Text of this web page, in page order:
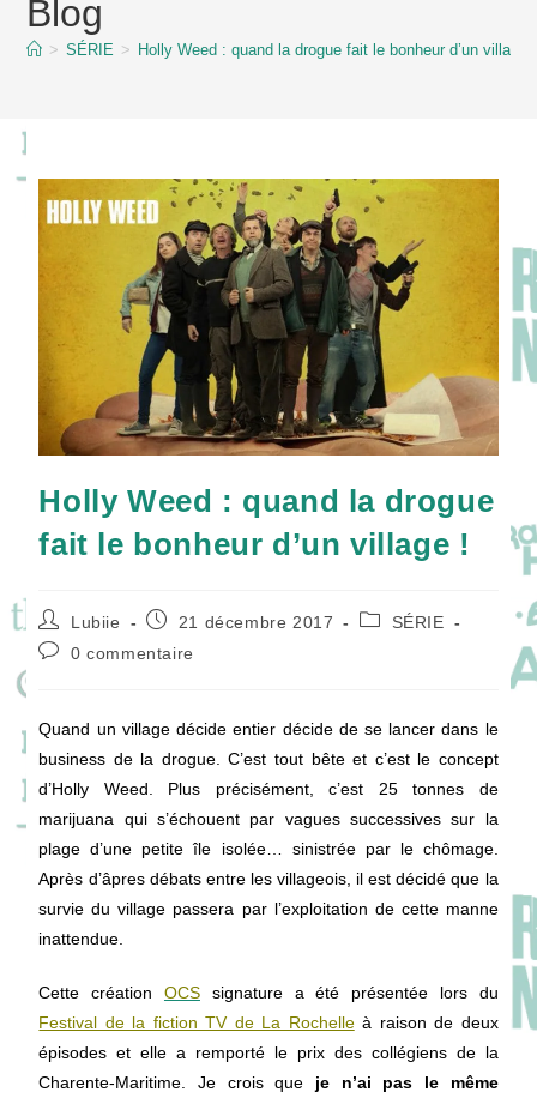
contentBlog
> SÉRIE > Holly Weed : quand la drogue fait le bonheur d’un village !
Holly Weed : quand la drogue
fait le bonheur d’un village !
Auteur/autrice
de
la
Lubiie
Publication
21 décembre 2017
PostSÉRIE
Commentaires
0 commentaire
Quand un village décide entier décide de se lancer dans le
business de la drogue. C’est tout bête et c’est le concept
d’Holly Weed. Plus précisément, c’est 25 tonnes de
marijuana qui s’échouent par vagues successives sur la
plage d’une petite île isolée… sinistrée par le chômage.
Après d’âpres débats entre les villageois, il est décidé que la
survie du village passera par l’exploitation de cette manne
inattendue.
Cette création OCSsignature a été présentée lors du
Festival de la fiction TV de La Rochelleà raison de deux
épisodes et elle a remporté le prix des collégiens de la
Charente-Maritime . Je crois que je n’ai pas le même